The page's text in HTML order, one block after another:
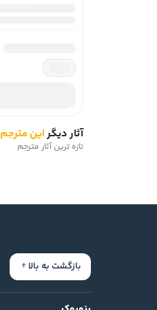
آثار دیگراین مترجم
تازه ترین آثار مترجم
بازگشت به بالا